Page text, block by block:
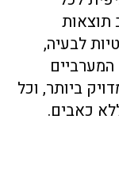
תוצאות
לבעיה,
ביותר, וכל
כאבים.